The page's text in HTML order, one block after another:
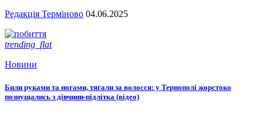
Редакція Терміново 04.06.2025
trending_flat
Новини
Били руками та ногами, тягали за волосся: у Тернополі жорстоко
познущались з дівчини-підлітка (відео)